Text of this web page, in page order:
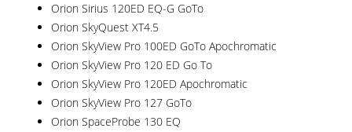
Orion Sirius 120ED EQ-G GoTo
Orion SkyQuest XT4.5
Orion SkyView Pro 100ED GoTo Apochromatic
Orion SkyView Pro 120 ED Go To
Orion SkyView Pro 120ED Apochromatic
Orion SkyView Pro 127 GoTo
Orion SpaceProbe 130 EQ